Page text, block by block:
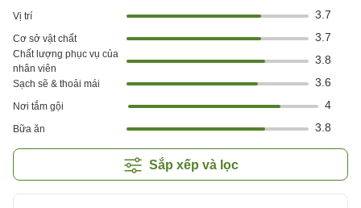
Vị trí 3.7
Cơ sở vật chất 3.7
Chất lượng phục vụ của
nhân viên
3.8
Sạch sẽ & thoải mái 3.6
Nơi tắm gội 4
Bữa ăn 3.8
Sắp xếp và lọc